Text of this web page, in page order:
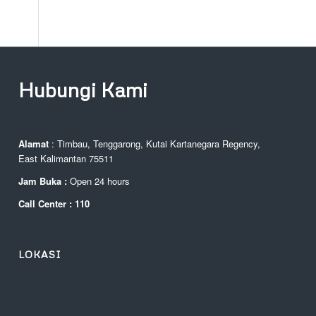
Hubungi Kami
Alamat : Timbau, Tenggarong, Kutai Kartanegara Regency,
East Kalimantan 75511
Jam Buka :Open 24 hours
Call Center : 110
LOKASI